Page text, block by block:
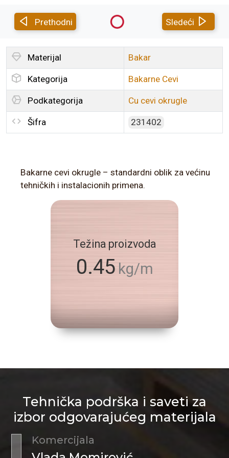
Prethodni Sledeći
Materijal Bakar
Kategorija Bakarne Cevi
Podkategorija Cu cevi okrugle
Šifra 231402
Bakarne cevi okrugle – standardni oblik za većinu
tehničkih i instalacionih primena.
Težina proizvoda
0.45 kg/m
Tehnička podrška i saveti za
izbor odgovarajućeg materijala
Komercijala